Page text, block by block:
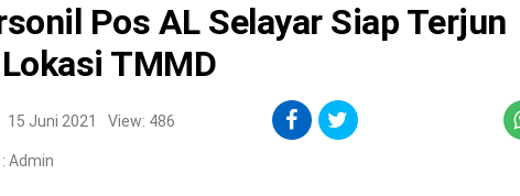
Pos AL Selayar Siap Terjun
TMMD
15 Juni 2021 View: 486
Admin